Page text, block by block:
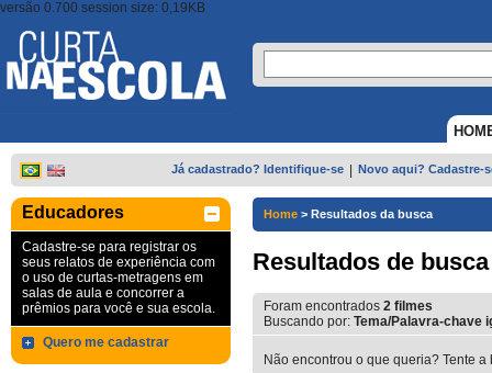
versão 0.700 session size: 0,19KB
Já cadastrado? Identifique-se Novo aqui? Cadastre-
Educadores
Cadastre-se para registrar os
seus relatos de experiência com
o uso de curtas-metragens em
salas de aula e concorrer a
prêmios para você e sua escola.
Quero me cadastrar
Home > Resultados da busca
Resultados de busca
Foram encontrados 2 filmes
Buscando por: Tema/Palavra-chave
Não encontrou o que queria? Tente